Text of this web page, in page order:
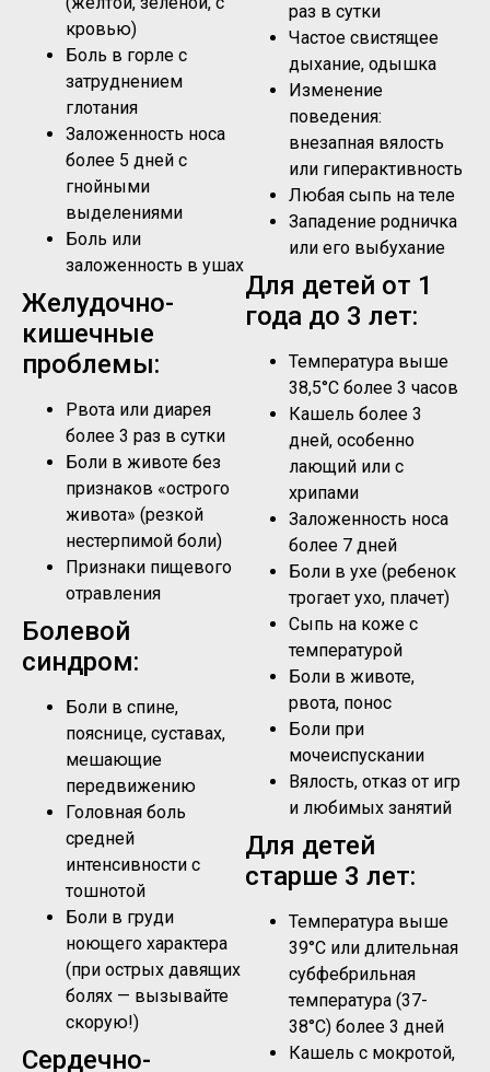
кровью)
Боль в горле с
затруднением
глотания
Заложенность носа
более 5 дней с
гнойными
выделениями
Боль или
заложенность в ушах
Желудочно-
кишечные
проблемы:
Рвота или диарея
более 3 раз в сутки
Боли в животе без
признаков «острого
живота» (резкой
нестерпимой боли)
Признаки пищевого
отравления
Болевой
синдром:
Боли в спине,
пояснице, суставах,
мешающие
передвижению
Головная боль
средней
интенсивности с
тошнотой
Боли в груди
ноющего характера
(при острых давящих
болях — вызывайте
скорую!)
Сердечно-
раз в сутки
Частое свистящее
дыхание, одышка
Изменение
поведения:
внезапная вялость
или гиперактивность
Любая сыпь на теле
Западение родничка
или его выбухание
Для детей от 1
года до 3 лет:
Температура выше
38,5°C более 3 часов
Кашель более 3
дней, особенно
лающий или с
хрипами
Заложенность носа
более 7 дней
Боли в ухе (ребенок
трогает ухо, плачет)
Сыпь на коже с
температурой
Боли в животе,
рвота, понос
Боли при
мочеиспускании
Вялость, отказ от игр
и любимых занятий
Для детей
старше 3 лет:
Температура выше
39°C или длительная
субфебрильная
температура (37-
38°C) более 3 дней
Кашель с мокротой,